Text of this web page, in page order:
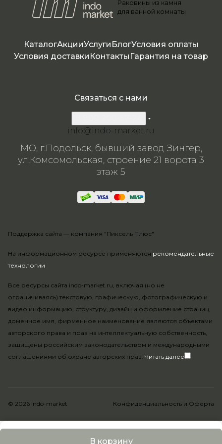
я
я
В корзину
Раковины из камня
для ванной комнаты
КаталогАкцииУслуги БлогУсловия оплаты
Условия доставки Контакты Гарантия на товар
На информационном ресурсе применяются рекомендательные
технологии.
Все ресурсы сайта indo-market.ru, включая (но не
ограничиваясь) текстовую, графическую, фотографическую и
видео информацию, структуру, дизайн и оформление страниц,
доменное имя, фирменное наименование являются объектами
авторского права и прав на интеллектуальную собственность,
защищены российским законодательством и международными
соглашениями об охране авторских прав. Читать далее
Связаться с нами
info@indo-market.ru
МО, г.Подольск, бывший завод Зингер,
ул.Комсомольская, строение 21 ворота 3
этаж 5
Поддержка сайта — компания "Пиксель Плюс"
© 2026 indo-market Конфиденциальность и Оферта